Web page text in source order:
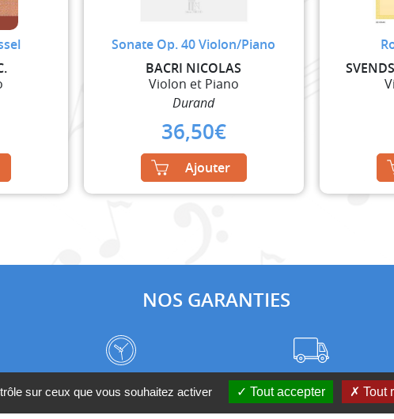
Sonate Op. 40 Violon/Piano
BACRI NICOLAS
Violon et Piano
Durand
36,50€
Ajouter
NOS GARANTIES
Frais de port à prix coûtant
sur ceux que vous souhaitez activer Tout accepter Tout